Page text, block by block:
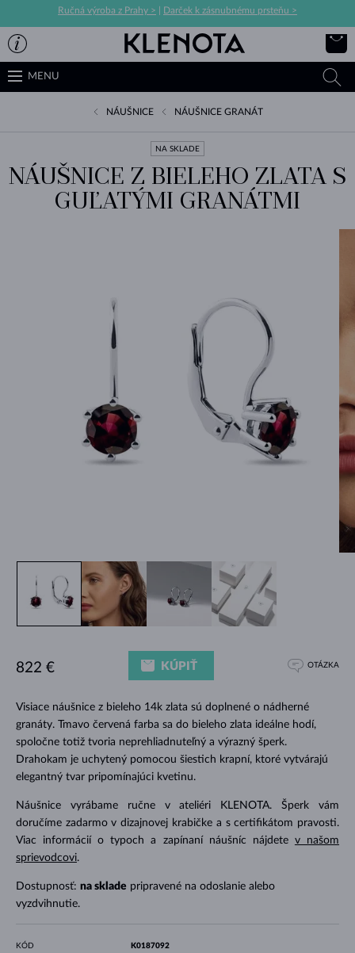
Ručná výroba z Prahy > Darček k zásnubnému prsteňu >
MENU
NÁUŠNICE NÁUŠNICE GRANÁT
NA SKLADE
NÁUŠNICE Z BIELEHO ZLATA S
GUĽATÝMI GRANÁTMI
Visiace náušnice z bieleho 14k zlata sú doplnené o nádherné
granáty. Tmavo červená farba sa do bieleho zlata ideálne hodí,
spoločne totiž tvoria neprehliadnuteľný a výrazný šperk.
Drahokam je uchytený pomocou šiestich krapní, ktoré vytvárajú
elegantný tvar pripomínajúci kvetinu.
Náušnice vyrábame ručne v ateliéri KLENOTA. Šperk vám
doručíme zadarmo v dizajnovej krabičke a s certifikátom pravosti.
Viac informácií o typoch a zapínaní náušníc nájdete v našom
sprievodcovi.
Dostupnosť: na sklade pripravené na odoslanie alebo
vyzdvihnutie.
822 € KÚPIŤ OTÁZKA
KÓD K0187092